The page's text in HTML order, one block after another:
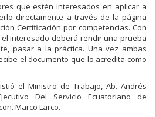
que estén interesados en aplicar a
directamente a través de la página
Certificación por competencias. Con
interesado deberá rendir una prueba
pasar a la práctica. Una vez ambas
el documento que lo acredita como
el Ministro de Trabajo, Ab. Andrés
Del Servicio Ecuatoriano de
Marco Larco.